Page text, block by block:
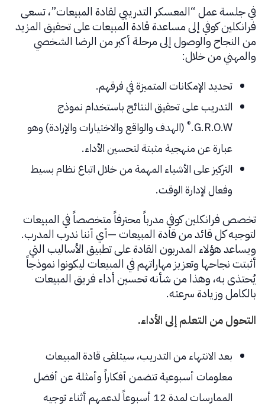
في جلسة عمل “المعسكر التدريبي لقادة المبيعات”، تسعى
فرانكلين كوفي إلى مساعدة قادة المبيعات على تحقيق المزيد
من النجاح والوصول إلى مرحلة أكبر من الرضا الشخصي
والمهني من خلال:
تحديد الإمكانات المتميزة في فرقهم.
التدريب على تحقيق النتائج باستخدام نموذج
G.R.O.W.
® (الهدف والواقع والاختيارات والإرادة) وهو
عبارة عن منهجية مثبتة لتحسين الأداء.
التركيز على الأشياء المهمة من خلال اتباع نظام بسيط
وفعال لإدارة الوقت.
تخصص فرانكلين كوفي مدرباً محترفاً متخصصاً في المبيعات
لتوجيه كل قائد من قادة المبيعات —أي أننا ندرب المدرب.
ويساعد هؤلاء المدربون القادة على تطبيق الأساليب التي
أثبتت نجاحها وتعزيز مهاراتهم في المبيعات ليكونوا نموذجاً
يُحتذى به، وهذا من شأنه تحسين أداء فريق المبيعات
بالكامل وزيادة سرعته.
التحول من التعلم إلى الأداء.
بعد الانتهاء من التدريب، سيتلقى قادة المبيعات
معلومات أسبوعية تتضمن أفكاراً وأمثلة عن أفضل
الممارسات لمدة 12 أسبوعاً لدعمهم أثناء توجيه